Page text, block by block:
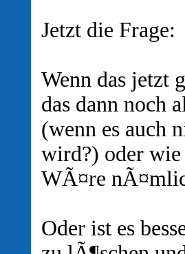
Jetzt die Frage:
Wenn das jetzt
das dann noch
(wenn es auch
wird?) oder
WÃ¤re
Oder ist es